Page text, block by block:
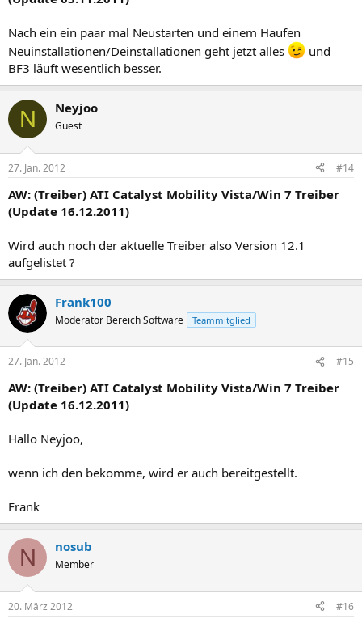
Nach ein ein paar mal Neustarten und einem Haufen
Neuinstallationen/Deinstallationen geht jetzt alles
und
BF3 läuft wesentlich besser.
N Neyjoo
Guest
27. Jan. 2012 #14
AW: (Treiber) ATI Catalyst Mobility Vista/Win 7 Treiber
(Update 16.12.2011)
Wird auch noch der aktuelle Treiber also Version 12.1
aufgelistet ?
Frank100
Moderator Bereich Software Teammitglied
27. Jan. 2012 #15
AW: (Treiber) ATI Catalyst Mobility Vista/Win 7 Treiber
(Update 16.12.2011)
Hallo Neyjoo,
wenn ich den bekomme, wird er auch bereitgestellt.
Frank
N nosub
Member
20. März 2012 #16